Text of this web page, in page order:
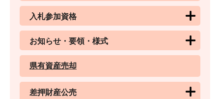
入札参加資格
お知らせ・要領・様式
県有資産売却
差押財産公売